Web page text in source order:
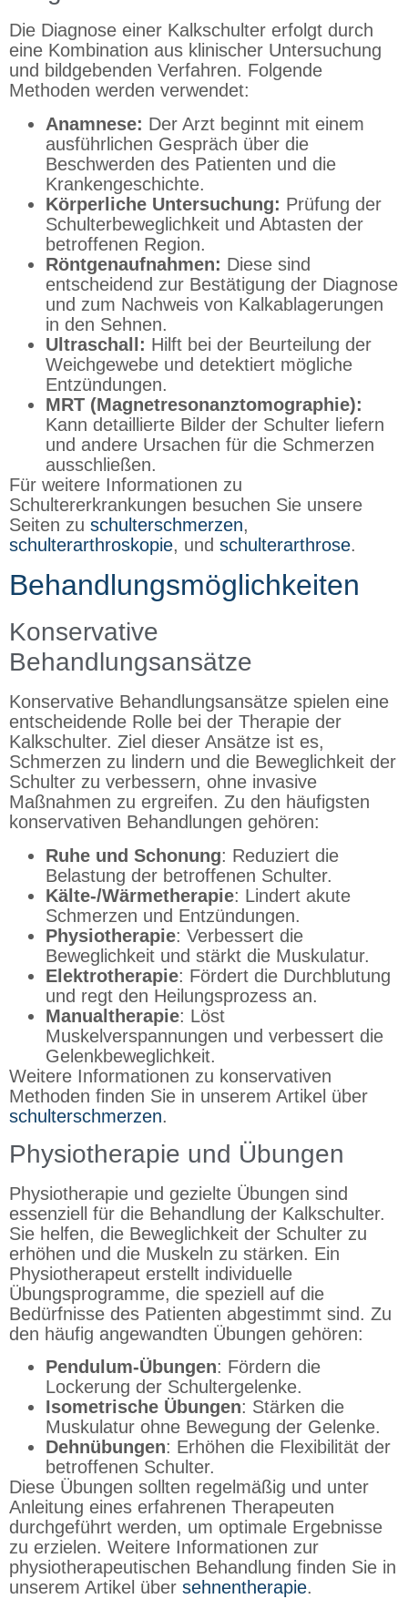
Die Diagnose einer Kalkschulter erfolgt durch
eine Kombination aus klinischer Untersuchung
und bildgebenden Verfahren. Folgende
Methoden werden verwendet:
Anamnese: Der Arzt beginnt mit einem
ausführlichen Gespräch über die
Beschwerden des Patienten und die
Krankengeschichte.
Körperliche Untersuchung: Prüfung der
Schulterbeweglichkeit und Abtasten der
betroffenen Region.
Röntgenaufnahmen: Diese sind
entscheidend zur Bestätigung der Diagnose
und zum Nachweis von Kalkablagerungen
in den Sehnen.
Ultraschall: Hilft bei der Beurteilung der
Weichgewebe und detektiert mögliche
Entzündungen.
MRT (Magnetresonanztomographie):
Kann detaillierte Bilder der Schulter liefern
und andere Ursachen für die Schmerzen
ausschließen.
Für weitere Informationen zu
Schultererkrankungen besuchen Sie unsere
Seiten zu schulterschmerzen,
schulterarthroskopie, und schulterarthrose.
Behandlungsmöglichkeiten
Konservative
Behandlungsansätze
Konservative Behandlungsansätze spielen eine
entscheidende Rolle bei der Therapie der
Kalkschulter. Ziel dieser Ansätze ist es,
Schmerzen zu lindern und die Beweglichkeit der
Schulter zu verbessern, ohne invasive
Maßnahmen zu ergreifen. Zu den häufigsten
konservativen Behandlungen gehören:
Ruhe und Schonung: Reduziert die
Belastung der betroffenen Schulter.
Kälte-/Wärmetherapie: Lindert akute
Schmerzen und Entzündungen.
Physiotherapie: Verbessert die
Beweglichkeit und stärkt die Muskulatur.
Elektrotherapie: Fördert die Durchblutung
und regt den Heilungsprozess an.
Manualtherapie: Löst
Muskelverspannungen und verbessert die
Gelenkbeweglichkeit.
Weitere Informationen zu konservativen
Methoden finden Sie in unserem Artikel über
schulterschmerzen.
Physiotherapie und Übungen
Physiotherapie und gezielte Übungen sind
essenziell für die Behandlung der Kalkschulter.
Sie helfen, die Beweglichkeit der Schulter zu
erhöhen und die Muskeln zu stärken. Ein
Physiotherapeut erstellt individuelle
Übungsprogramme, die speziell auf die
Bedürfnisse des Patienten abgestimmt sind. Zu
den häufig angewandten Übungen gehören:
Pendulum-Übungen: Fördern die
Lockerung der Schultergelenke.
Isometrische Übungen: Stärken die
Muskulatur ohne Bewegung der Gelenke.
Dehnübungen: Erhöhen die Flexibilität der
betroffenen Schulter.
Diese Übungen sollten regelmäßig und unter
Anleitung eines erfahrenen Therapeuten
durchgeführt werden, um optimale Ergebnisse
zu erzielen. Weitere Informationen zur
physiotherapeutischen Behandlung finden Sie in
unserem Artikel über sehnentherapie.